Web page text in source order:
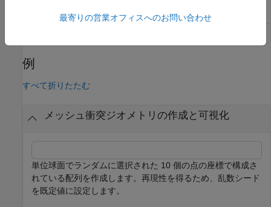
geometry
例
すべて折りたたむ
メッシュ衝突ジオメトリの作成と可視化
単位球面でランダムに選択された 10 個の点の座標で構成さ
れている配列を作成します。再現性を得るため、乱数シード
を既定値に設定します。
最寄りの営業オフィスへのお問い合わせ